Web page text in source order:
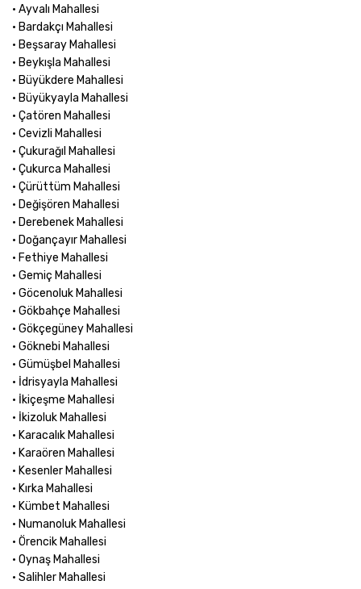
• Ayvalı Mahallesi
• Bardakçı Mahallesi
• Beşsaray Mahallesi
• Beykışla Mahallesi
• Büyükdere Mahallesi
• Büyükyayla Mahallesi
• Çatören Mahallesi
• Cevizli Mahallesi
• Çukurağıl Mahallesi
• Çukurca Mahallesi
• Çürüttüm Mahallesi
• Değişören Mahallesi
• Derebenek Mahallesi
• Doğançayır Mahallesi
• Fethiye Mahallesi
• Gemiç Mahallesi
• Göcenoluk Mahallesi
• Gökbahçe Mahallesi
• Gökçegüney Mahallesi
• Göknebi Mahallesi
• Gümüşbel Mahallesi
• İdrisyayla Mahallesi
• İkiçeşme Mahallesi
• İkizoluk Mahallesi
• Karacalık Mahallesi
• Karaören Mahallesi
• Kesenler Mahallesi
• Kırka Mahallesi
• Kümbet Mahallesi
• Numanoluk Mahallesi
• Örencik Mahallesi
• Oynaş Mahallesi
• Salihler Mahallesi